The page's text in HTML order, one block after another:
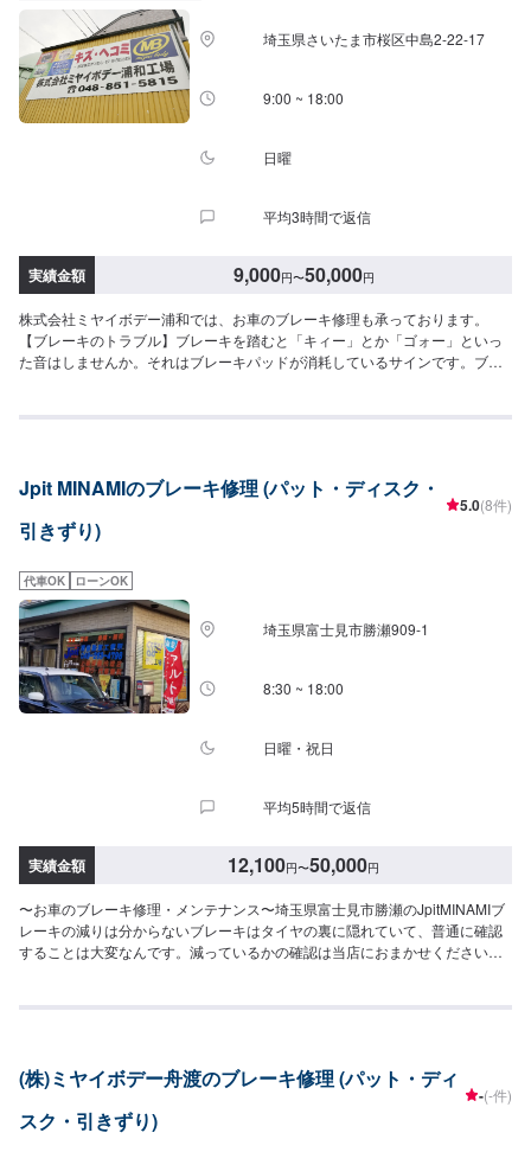
埼玉県さいたま市桜区中島2-22-17
9:00 ~ 18:00
日曜
平均3時間で返信
実績金額 9,000円〜50,000円
株式会社ミヤイボデー浦和では、お車のブレーキ修理も承っております。
【ブレーキのトラブル】ブレーキを踏むと「キィー」とか「ゴォー」といっ
た音はしませんか。それはブレーキパッドが消耗しているサインです。ブレ
状態によってさまざまです。音が気になるといった時には、お気軽にご相談
ーサポート【代車について】作業中にお車が必要なお客様には、代車をお出
しすることもできますので事前にご相談ください。代車は、ご希望の車種が
お選びいただけ、ほぼすべてにETC、ナビが付いております。※代車の燃料代
無休（大型連休のみ休み）営業時間：9:00~18:00
Jpit MINAMIのブレーキ修理 (パット・ディスク・
引きずり)
5.0(8件)
代車OK ローンOK
埼玉県富士見市勝瀬909‐1
8:30 ~ 18:00
日曜・祝日
平均5時間で返信
実績金額 12,100円〜50,000円
〜お車のブレーキ修理・メンテナンス〜埼玉県富士見市勝瀬のJpitMINAMIブ
レーキの減りは分からないブレーキはタイヤの裏に隠れていて、普通に確認
することは大変なんです。減っているかの確認は当店におまかせください。
で早めの交換をお願いします。WeloveCarsクルマが好き、だからクルマ屋さ
ーにてお問い合わせ【2】お見積り【3】お見積りにご納得いただければ作業
開始【4】仕上がり次第納車『パーツ持ち込みOK！⭕️』欲しくて買ったけど
うまく付けられない、そんなご経験はありませんか？ジェイピットミナミで
(株)ミヤイボデー舟渡のブレーキ修理 (パット・ディ
スク・引きずり)
-(-件)